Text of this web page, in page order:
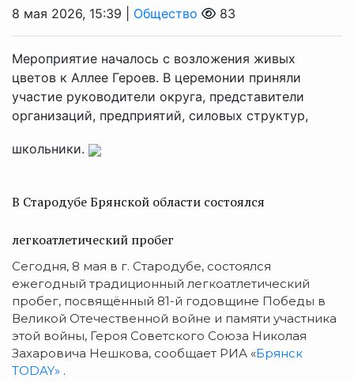
8 мая 2026, 15:39 | Общество 83
Мероприятие началось с возложения живых
цветов к Аллее Героев. В церемонии приняли
участие руководители округа, представители
организаций, предприятий, силовых структур,
школьники.
В Стародубе Брянской области состоялся
легкоатлетический пробег
Сегодня, 8 мая в г. Стародубе, состоялся
ежегодный традиционный легкоатлетический
пробег, посвящённый 81-й годовщине Победы в
Великой Отечественной войне и памяти участника
этой войны, Героя Советского Союза Николая
Захаровича Нешкова, сообщает РИА «Брянск
TODAY» .